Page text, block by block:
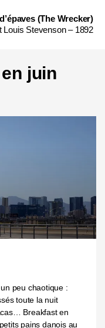
(The Wrecker)
Louis Stevenson – 1892
juin
peu chaotique :
toute la nuit
Breakfast en
pains danois au